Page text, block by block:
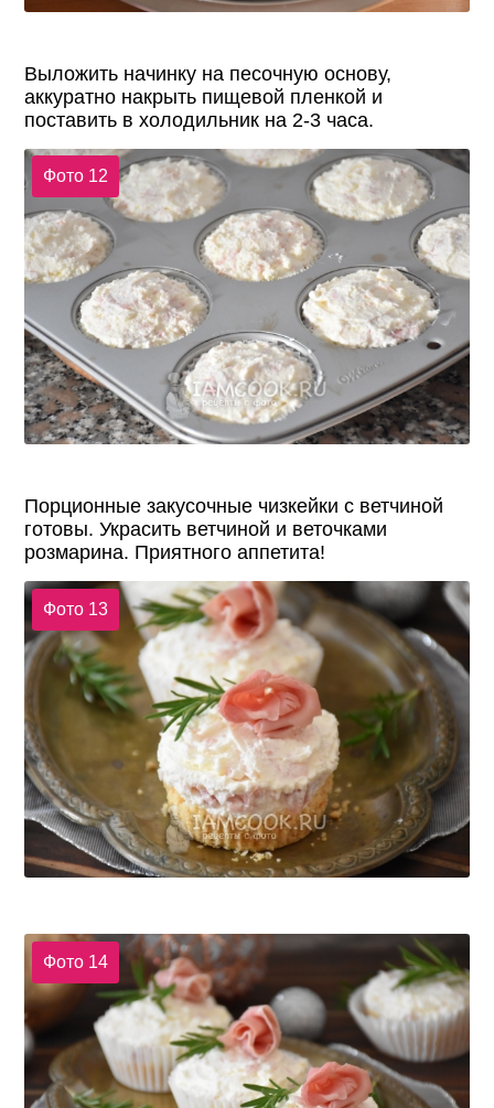
Выложить начинку на песочную основу,
аккуратно накрыть пищевой пленкой и
поставить в холодильник на 2-3 часа.
Фото 12
Порционные закусочные чизкейки с ветчиной
готовы. Украсить ветчиной и веточками
розмарина. Приятного аппетита!
Фото 13
Фото 14